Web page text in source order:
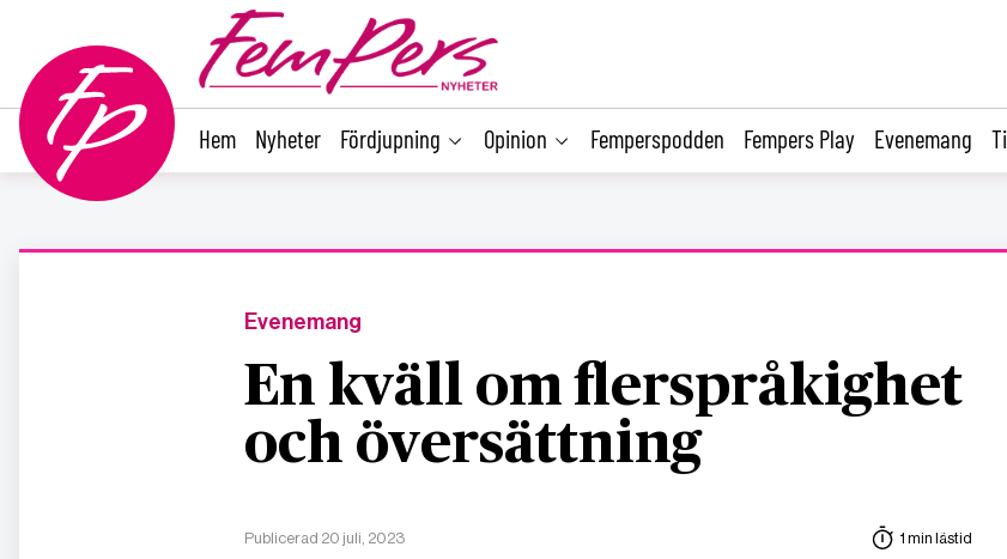
Hem Nyheter Fördjupning Opinion Femperspodden Fempers Play Evenemang
Evenemang
En kväll om flerspråkighet
och översättning
Publicerad 20 juli, 2023 1 min lästid